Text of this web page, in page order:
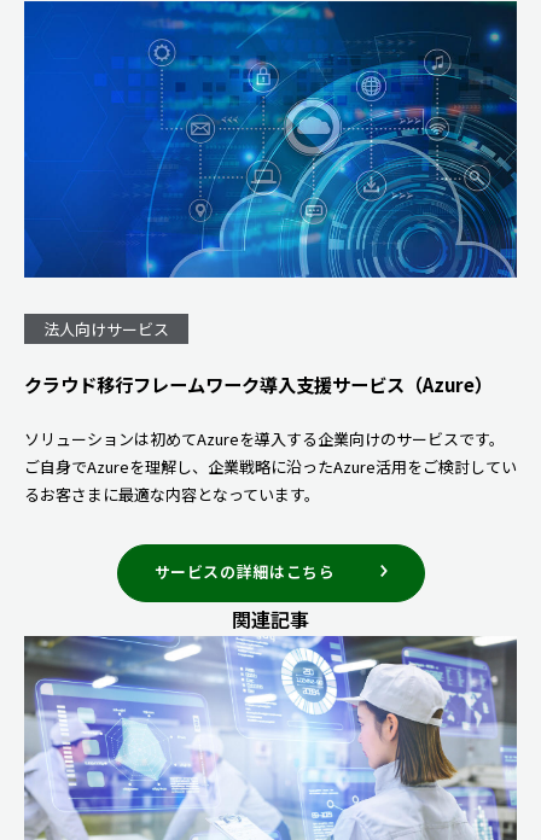
法人向けサービス
クラウド移行フレームワーク導入支援サービス（Azure）
ソリューションは初めてAzureを導入する企業向けのサービスです。
ご自身でAzureを理解し、企業戦略に沿ったAzure活用をご検討してい
るお客さまに最適な内容となっています。
サービスの詳細はこちら
関連記事